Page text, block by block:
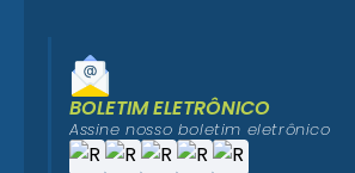
BOLETIM ELETRÔNICO
Assine nosso boletim eletrônico